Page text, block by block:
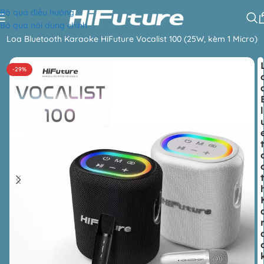
Bỏ qua điều hướng
Bỏ qua nội dung chính
Loa Bluetooth Karaoke HiFuture Vocalist 100 (25W, kèm 1 Micro)
-29%
l
t
t
r